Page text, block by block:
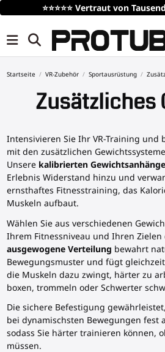
⭐⭐⭐⭐⭐ Vertraut von
Startseite VR-Zubehör Sportausrüstung
Zusätzliches
Intensivieren Sie Ihr VR-Training und
mit den zusätzlichen
Unsere kalibrierten Gewichtsanhänge
Erlebnis Widerstand hinzu und
ernsthaftes Fitnesstraining, das
Muskeln aufbaut.
Wählen Sie aus verschiedenen
Ihrem Fitnessniveau und Ihren Zielen
ausgewogene Verteilung bewahrt
Bewegungsmuster und fügt
die Muskeln dazu zwingt, härter zu
boxen, trommeln oder Schwerter
Die sichere Befestigung
bei dynamischsten Bewegungen fest
sodass Sie härter trainieren können,
müssen.